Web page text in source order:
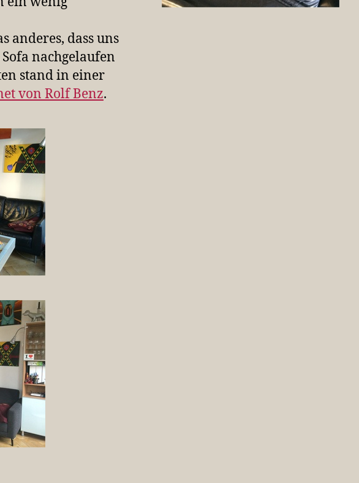
anderes, dass uns
nachgelaufen
stand in einer
von Rolf Benz.